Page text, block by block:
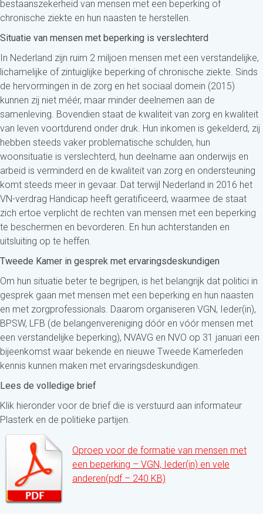
bestaanszekerheid van mensen met een beperking of
chronische ziekte en hun naasten te herstellen.
Situatie van mensen met beperking is verslechterd
In Nederland zijn ruim 2 miljoen mensen met een verstandelijke,
lichamelijke of zintuiglijke beperking of chronische ziekte. Sinds
de hervormingen in de zorg en het sociaal domein (2015)
kunnen zij niet méér, maar minder deelnemen aan de
samenleving. Bovendien staat de kwaliteit van zorg en kwaliteit
van leven voortdurend onder druk. Hun inkomen is gekelderd, zij
hebben steeds vaker problematische schulden, hun
woonsituatie is verslechterd, hun deelname aan onderwijs en
arbeid is verminderd en de kwaliteit van zorg en ondersteuning
komt steeds meer in gevaar. Dat terwijl Nederland in 2016 het
VN-verdrag Handicap heeft geratificeerd, waarmee de staat
zich ertoe verplicht de rechten van mensen met een beperking
te beschermen en bevorderen. En hun achterstanden en
uitsluiting op te heffen.
Tweede Kamer in gesprek met ervaringsdeskundigen
Om hun situatie beter te begrijpen, is het belangrijk dat politici in
gesprek gaan met mensen met een beperking en hun naasten
en met zorgprofessionals. Daarom organiseren VGN, Ieder(in),
BPSW, LFB (de belangenvereniging dóór en vóór mensen met
een verstandelijke beperking), NVAVG en NVO op 31 januari een
bijeenkomst waar bekende en nieuwe Tweede Kamerleden
kennis kunnen maken met ervaringsdeskundigen.
Lees de volledige brief
Klik hieronder voor de brief die is verstuurd aan informateur
Plasterk en de politieke partijen.
Oproep voor de formatie van mensen met
een beperking – VGN, Ieder(in) en vele
anderen(pdf – 240 KB)